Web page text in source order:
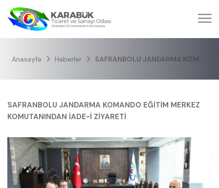
Anasayfa Haberler SAFRANBOLU JANDARMA KOMANDO EĞİTİM MERKEZ KOMUTANINDAN İADE-İ ZİYARETİ
SAFRANBOLU JANDARMA KOMANDO EĞİTİM MERKEZ
KOMUTANINDAN İADE-İ ZİYARETİ